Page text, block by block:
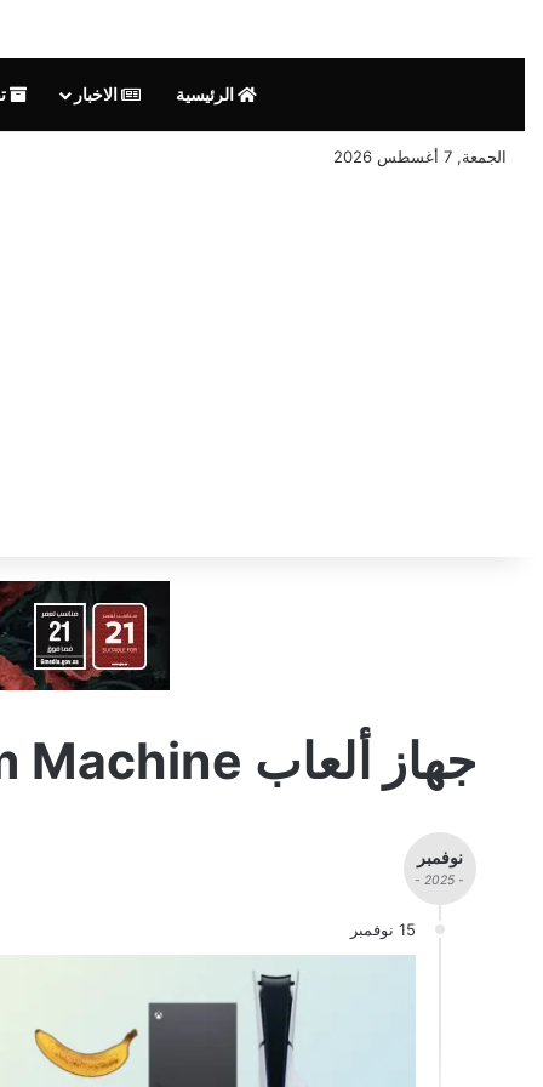
الرئيسية الاخبار
الجمعة, 7 أغسطس 2026
جهاز ألعاب Steam Machine
نوفمبر
- 2025 -
15 نوفمبر